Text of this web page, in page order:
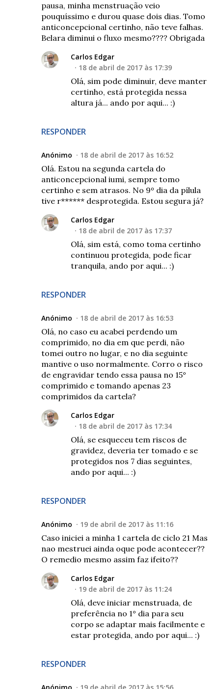
pausa, minha menstruação veio
pouquíssimo e durou quase dois dias. Tomo
anticoncepcional certinho, não teve falhas.
Belara diminui o fluxo mesmo???? Obrigada
RESPONDER
Carlos Edgar
18 de abril de 2017 às 17:39
Olá, sim pode diminuir, deve manter
certinho, está protegida nessa
altura já... ando por aqui... :)
Anónimo 18 de abril de 2017 às 16:52
Olá. Estou na segunda cartela do
anticoncepcional iumi, sempre tomo
certinho e sem atrasos. No 9º dia da pílula
tive r****** desprotegida. Estou segura já?
RESPONDER
Carlos Edgar
18 de abril de 2017 às 17:37
Olá, sim está, como toma certinho
continuou protegida, pode ficar
tranquila, ando por aqui... :)
Anónimo 18 de abril de 2017 às 16:53
Olá, no caso eu acabei perdendo um
comprimido, no dia em que perdi, não
tomei outro no lugar, e no dia seguinte
mantive o uso normalmente. Corro o risco
de engravidar tendo essa pausa no 15°
comprimido e tomando apenas 23
comprimidos da cartela?
RESPONDER
Carlos Edgar
18 de abril de 2017 às 17:34
Olá, se esqueceu tem riscos de
gravidez, deveria ter tomado e se
protegidos nos 7 dias seguintes,
ando por aqui... :)
Anónimo 19 de abril de 2017 às 11:16
Caso iniciei a minha 1 cartela de ciclo 21 Mas
nao mestruei ainda oque pode acontecer??
O remedio mesmo assim faz ifeito??
RESPONDER
Carlos Edgar
19 de abril de 2017 às 11:24
Olá, deve iniciar menstruada, de
preferência no 1° dia para seu
corpo se adaptar mais facilmente e
estar protegida, ando por aqui... :)